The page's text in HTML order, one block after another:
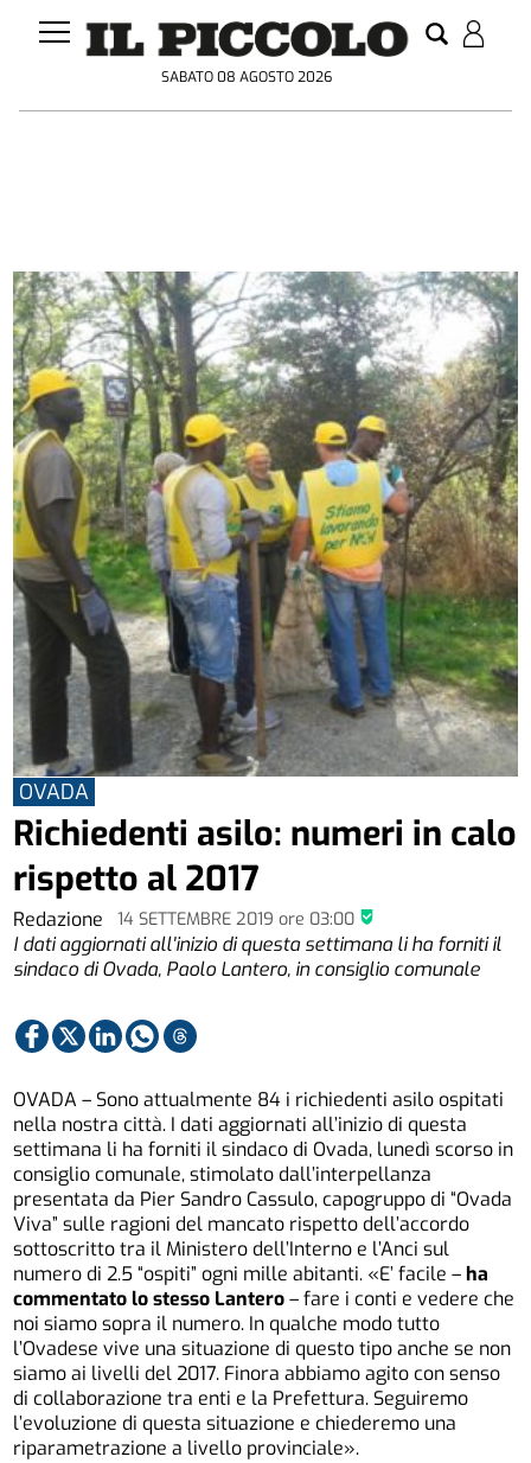
SABATO 08 AGOSTO 2026
Redazione 14 SETTEMBRE 2019ore 03:00
OVADA
Richiedenti asilo: numeri in calo
rispetto al 2017
I dati aggiornati all'inizio di questa settimana li ha forniti il
sindaco di Ovada, Paolo Lantero, in consiglio comunale
OVADA – Sono attualmente 84 i richiedenti asilo ospitati
nella nostra città. I dati aggiornati all’inizio di questa
settimana li ha forniti il sindaco di Ovada, lunedì scorso in
consiglio comunale, stimolato dall’interpellanza
presentata da Pier Sandro Cassulo, capogruppo di “Ovada
Viva” sulle ragioni del mancato rispetto dell’accordo
sottoscritto tra il Ministero dell’Interno e l’Anci sul
numero di 2.5 “ospiti” ogni mille abitanti. «E’ facile –ha
commentato lo stesso Lantero– fare i conti e vedere che
noi siamo sopra il numero. In qualche modo tutto
l’Ovadese vive una situazione di questo tipo anche se non
siamo ai livelli del 2017. Finora abbiamo agito con senso
di collaborazione tra enti e la Prefettura. Seguiremo
l’evoluzione di questa situazione e chiederemo una
riparametrazione a livello provinciale».